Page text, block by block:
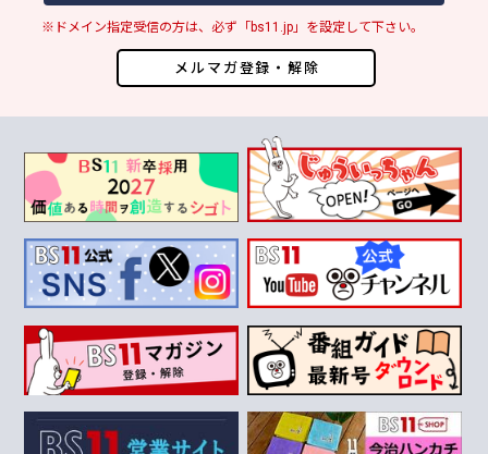
メルマガ登録・解除
※ドメイン指定受信の方は、必ず「bs11.jp」を設定して下さい。